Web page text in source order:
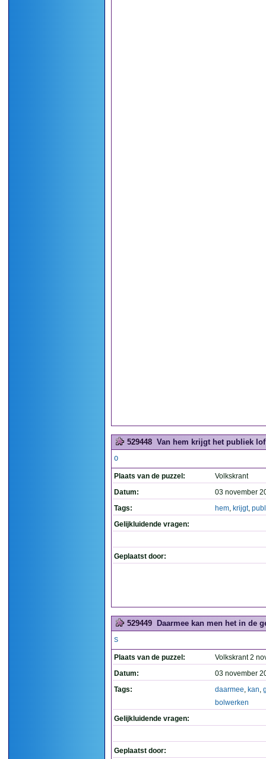
529448 Van hem krijgt het publiek lof
O
Plaats van de puzzel:
Volkskrant
Datum:
03 november
Tags:
hem, krijgt,
Gelijkluidende vragen:
Geplaatst door:
529449 Daarmee kan men het in de
S
Plaats van de puzzel:
Volkskrant 2
Datum:
03 november
Tags:
daarmee, kan,
bolwerken
Gelijkluidende vragen:
Geplaatst door: